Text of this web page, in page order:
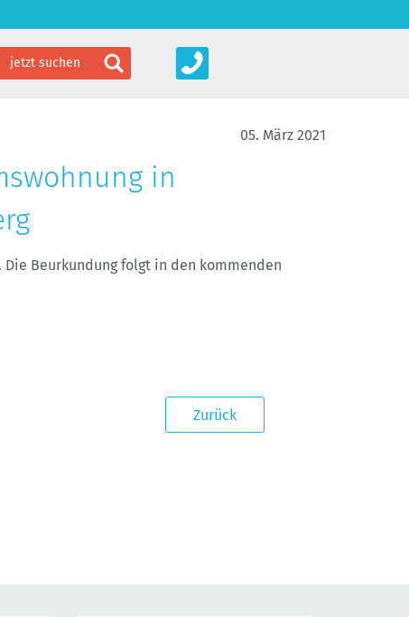
05. März 2021
in
Die Beurkundung folgt in den kommenden
Zurück